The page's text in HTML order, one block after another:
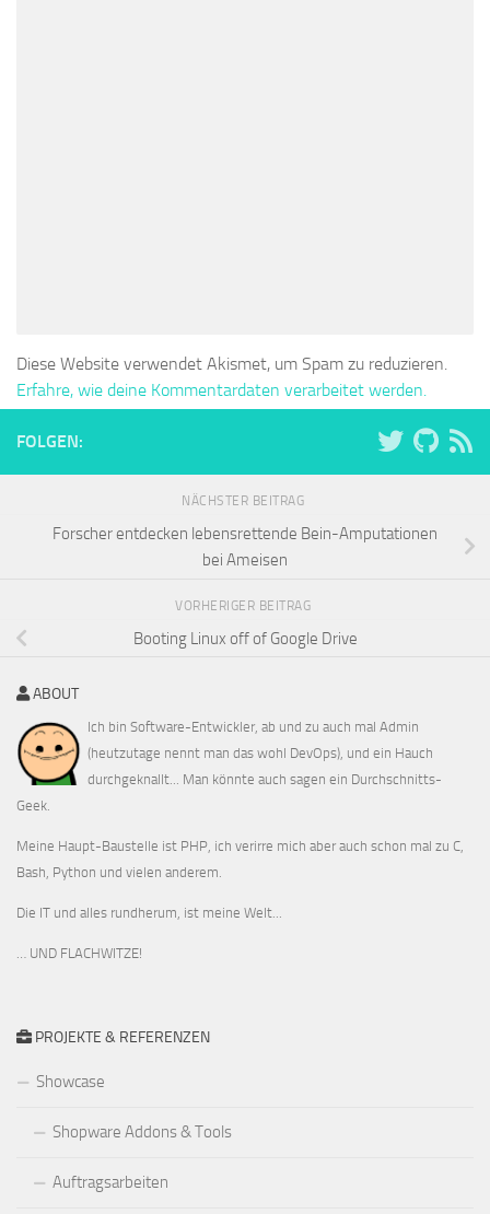
Diese Website verwendet Akismet, um Spam zu reduzieren.
Erfahre, wie deine Kommentardaten verarbeitet werden.
FOLGEN:
NÄCHSTER BEITRAG
Forscher entdecken lebensrettende Bein-Amputationen
bei Ameisen
VORHERIGER BEITRAG
Booting Linux off of Google Drive
ABOUT
Ich bin Software-Entwickler, ab und zu auch mal Admin
(heutzutage nennt man das wohl DevOps), und ein Hauch
durchgeknallt... Man könnte auch sagen ein Durchschnitts-
Geek.
Meine Haupt-Baustelle ist PHP, ich verirre mich aber auch schon mal zu C,
Bash, Python und vielen anderem.
Die IT und alles rundherum, ist meine Welt...
… UND FLACHWITZE!
PROJEKTE & REFERENZEN
Showcase
Shopware Addons & Tools
Auftragsarbeiten